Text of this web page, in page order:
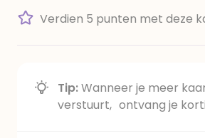
Verdien 5 punten met deze
Tip:Wanneer je meer
verstuurt, ontvang je